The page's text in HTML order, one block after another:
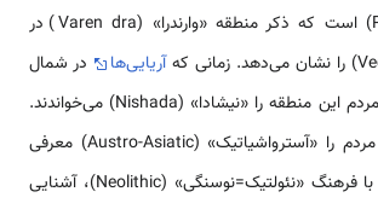
پالئوتیک (Paleothic) است که ذکر منطقه «وارندرا» (Varen dra) در
آریایی‌ها
در شمال
هند استقرار یافتند، مردم این منطقه را «نیشادا» (Nishada) می‌خواندند.
باستان‌شناسان این مردم را «آسترواشیاتیک» (Austro-Asiatic) معرفی
کرده‌اند. «نیشاداها» با فرهنگ «نئولتیک=نوسنگی» (Neolithic)، آشنایی